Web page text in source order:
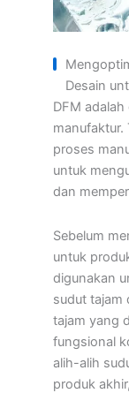
Desain
DFM
manufaktur.
proses
untuk
dan
Sebelum
untuk
digunakan
sudut tajam
tajam yang
fungsional
alih-alih
produk